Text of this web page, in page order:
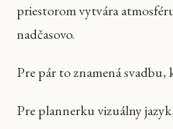
priestorom vytvára
nadčasovo.
Pre pár to znamená svadbu,
Pre plannerku vizuálny